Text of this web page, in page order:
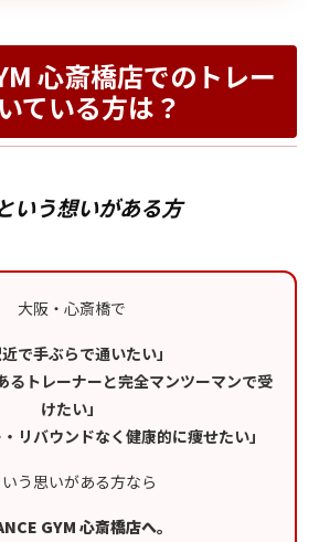
心斎橋店でのトレー
ている方は？
いう想いがある方
大阪・心斎橋で
近で手ぶらで通いたい」
るトレーナーと完全マンツーマンで受
けたい」
リバウンドなく健康的に痩せたい」
いう思いがある方なら
GYM 心斎橋店へ。